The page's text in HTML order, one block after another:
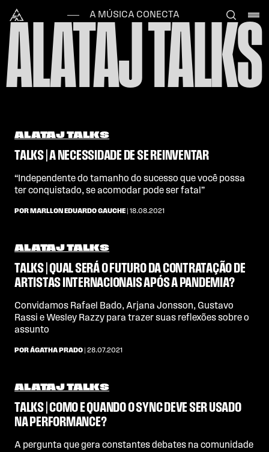
Alataj
A MÚSICA CONECTA
ALATAJ TALKS
ALATAJ TALKS
TALKS | A NECESSIDADE DE SE REINVENTAR
“Independente do tamanho do sucesso que você possa
ter conquistado, se acomodar pode ser fatal”
POR MARLLON EDUARDO GAUCHE | 18.08.2021
ALATAJ TALKS
TALKS | QUAL SERÁ O FUTURO DA CONTRATAÇÃO DE
ARTISTAS INTERNACIONAIS APÓS A PANDEMIA?
Convidamos Rafael Bado, Arjana Jonsson, Gustavo
Rassi e Wesley Razzy para trazer suas reflexões sobre o
assunto
POR ÁGATHA PRADO | 28.07.2021
ALATAJ TALKS
TALKS | COMO E QUANDO O SYNC DEVE SER USADO
NA PERFORMANCE?
A pergunta que gera constantes debates na comunidade